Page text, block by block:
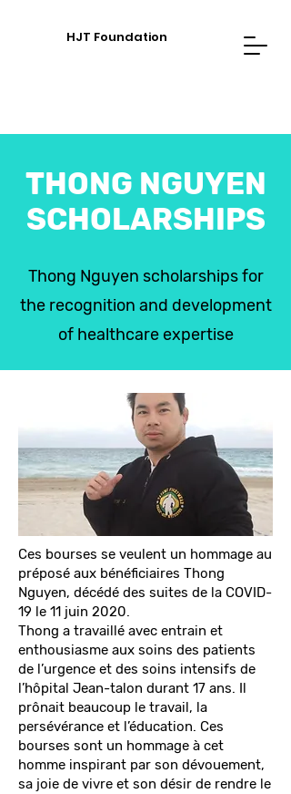
HJT Foundation
THONG NGUYEN
SCHOLARSHIPS
Thong Nguyen scholarships for
the recognition and development
of healthcare expertise
Ces bourses se veulent un hommage au
préposé aux bénéficiaires Thong
Nguyen, décédé des suites de la COVID-
19 le 11 juin 2020.
Thong a travaillé avec entrain et
enthousiasme aux soins des patients
de l’urgence et des soins intensifs de
l’hôpital Jean-talon durant 17 ans. Il
prônait beaucoup le travail, la
persévérance et l’éducation. Ces
bourses sont un hommage à cet
homme inspirant par son dévouement,
sa joie de vivre et son désir de rendre le